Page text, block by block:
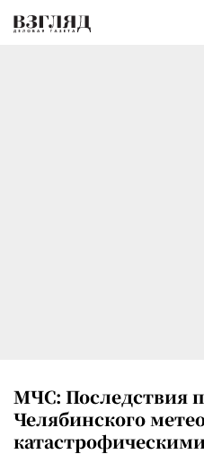
МЧС: Последствия
Челябинского